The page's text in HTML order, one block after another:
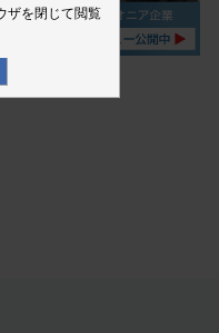
ザを閉じて閲覧